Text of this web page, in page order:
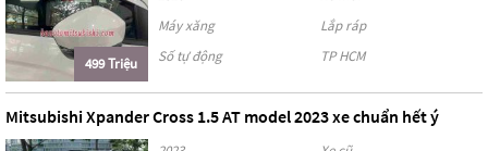
499 Triệu
Máy xăng
Lắp ráp
Số tự động
TP HCM
Mitsubishi Xpander Cross 1.5 AT model 2023 xe chuẩn hết ý